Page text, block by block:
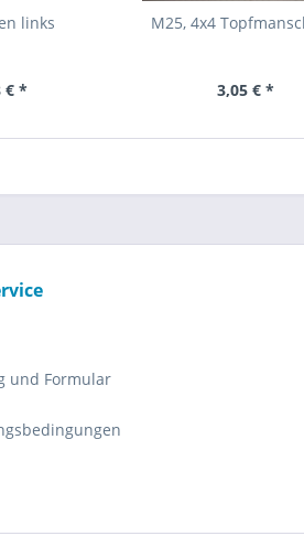
links
€ *
M25, 4x4
3,05 € *
und Formular